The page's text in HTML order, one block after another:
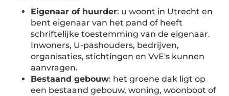
Eigenaar of huurder: u woont in Utrecht en
bent eigenaar van het pand of heeft
schriftelijke toestemming van de eigenaar.
Inwoners, U-pashouders, bedrijven,
organisaties, stichtingen en VvE's kunnen
aanvragen.
Bestaand gebouw: het groene dak ligt op
een bestaand gebouw, woning, woonboot of